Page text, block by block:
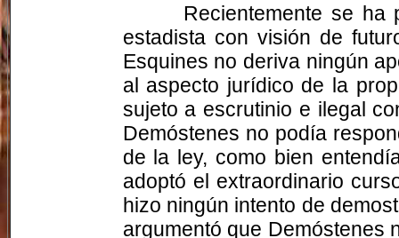
Recientemente se ha
estadista con visión de
Esquines no deriva ningún
al aspecto jurídico de la
sujeto a escrutinio e ilegal
Demóstenes no podía
de la ley, como bien
adoptó el extraordinario
hizo ningún intento de
argumentó que Demóstenes